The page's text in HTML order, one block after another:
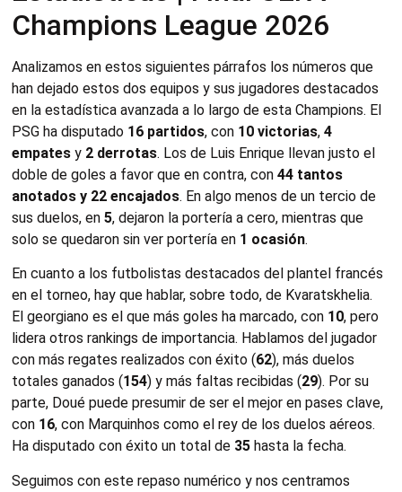
Champions League 2026
Analizamos en estos siguientes párrafos los números que
han dejado estos dos equipos y sus jugadores destacados
en la estadística avanzada a lo largo de esta Champions. El
PSG ha disputado 16 partidos, con 10 victorias, 4
empates y 2 derrotas. Los de Luis Enrique llevan justo el
doble de goles a favor que en contra, con 44 tantos
anotados y 22 encajados. En algo menos de un tercio de
sus duelos, en 5, dejaron la portería a cero, mientras que
solo se quedaron sin ver portería en 1 ocasión.
En cuanto a los futbolistas destacados del plantel francés
en el torneo, hay que hablar, sobre todo, de Kvaratskhelia.
El georgiano es el que más goles ha marcado, con 10, pero
lidera otros rankings de importancia. Hablamos del jugador
con más regates realizados con éxito (62), más duelos
totales ganados (154) y más faltas recibidas (29). Por su
parte, Doué puede presumir de ser el mejor en pases clave,
con 16, con Marquinhos como el rey de los duelos aéreos.
Ha disputado con éxito un total de 35 hasta la fecha.
Seguimos con este repaso numérico y nos centramos